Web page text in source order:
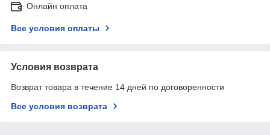
Онлайн оплата
Все условия оплаты
Условия возврата
Возврат товара в течение 14 дней по договоренности
Все условия возврата